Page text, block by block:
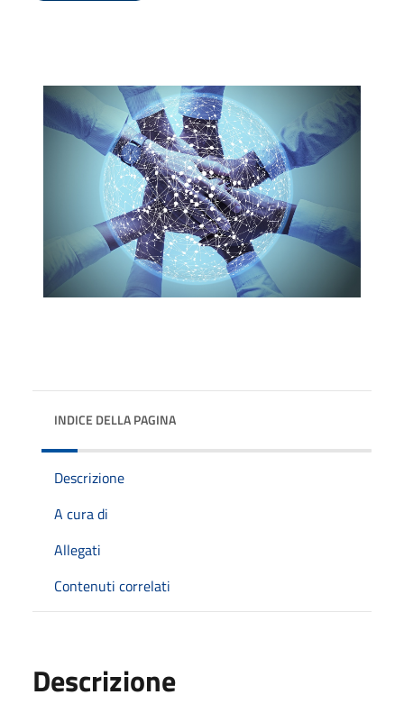
INDICE DELLA PAGINA
Descrizione
A cura di
Allegati
Contenuti correlati
Descrizione